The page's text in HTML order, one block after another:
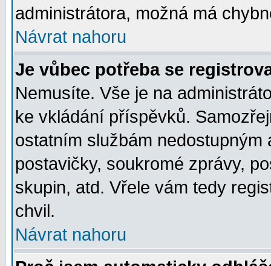
administrátora, možná má
Návrat nahoru
Je vůbec potřeba se
Nemusíte. Vše je na
ke vkládání příspěvků.
ostatním službám
postavičky, soukromé zprávy,
skupin, atd. Vřele vám tedy
chvil.
Návrat nahoru